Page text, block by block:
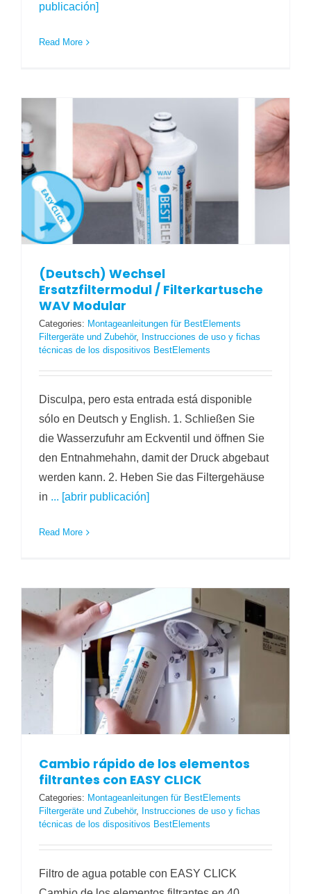
publicación]
Read More
(Deutsch) Wechsel
Ersatzfiltermodul / Filterkartusche
WAV Modular
Categories: Montageanleitungen für BestElements
Filtergeräte und Zubehör, Instrucciones de uso y fichas
técnicas de los dispositivos BestElements
Disculpa, pero esta entrada está disponible
sólo en Deutsch y English. 1. Schließen Sie
die Wasserzufuhr am Eckventil und öffnen Sie
den Entnahmehahn, damit der Druck abgebaut
werden kann. 2. Heben Sie das Filtergehäuse
in ... [abrir publicación]
Read More
Cambio rápido de los elementos
filtrantes con EASY CLICK
Categories: Montageanleitungen für BestElements
Filtergeräte und Zubehör, Instrucciones de uso y fichas
técnicas de los dispositivos BestElements
Filtro de agua potable con EASY CLICK